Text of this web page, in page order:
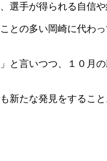
手が得られる自信や
との多い岡崎に代わ
と言いつつ、１０月
新たな発見をするこ